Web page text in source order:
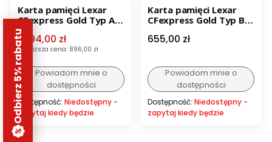
Karta pamięci Lexar
CFexpress Gold Typ A
R900/W800 320 GB
Cena promocyjna
1 094,00 zł
Najniższa cena: 896,00 zł
Powiadom mnie o
dostępności
Dostępność: Niedostępny -
zapytaj kiedy będzie
Karta pamięci Lexar
CFexpress Gold Typ B
Cena
655,00 zł
Powiadom mnie o
dostępności
Dostępność: Niedostępny -
zapytaj kiedy będzie
Odbierz 5% rabatu